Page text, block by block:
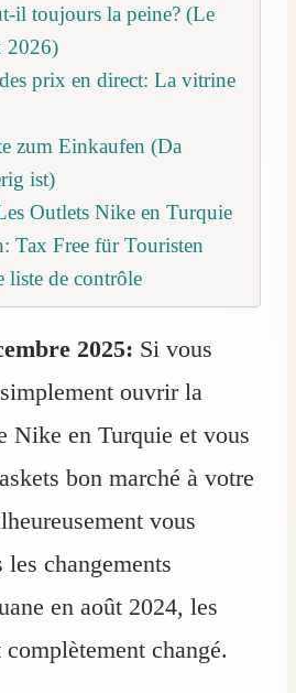
il toujours la peine? (Le
2026)
prix en direct: La vitrine
zum Einkaufen (Da
ist)
Outlets Nike en Turquie
Tax Free für Touristen
liste de contrôle
2025: Si vous
ouvrir la
Nike en Turquie et vous
bon marché à votre
vous
changements
en août 2024, les
changé.